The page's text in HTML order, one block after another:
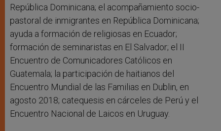
República Dominicana; el acompañamiento socio-
pastoral de inmigrantes en República Dominicana;
ayuda a formación de religiosas en Ecuador;
formación de seminaristas en El Salvador; el II
Encuentro de Comunicadores Católicos en
Guatemala; la participación de haitianos del
Encuentro Mundial de las Familias en Dublin, en
agosto 2018; catequesis en cárceles de Perú y el
Encuentro Nacional de Laicos en Uruguay.